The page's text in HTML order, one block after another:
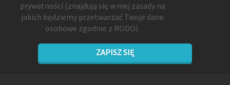
prywatności (znajdują się w niej zasady na
jakich będziemy przetwarzać Twoje dane
osobowe zgodnie z RODO).
ZAPISZ SIĘ